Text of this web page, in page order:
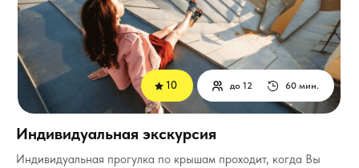
Индивидуальная прогулка по крышам проходит, когда Вы
60 мин.
до 12
Индивидуальная экскурсия
10